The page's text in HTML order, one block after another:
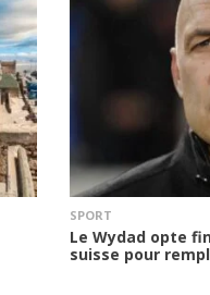
SPORT
Le Wydad opte
suisse pour